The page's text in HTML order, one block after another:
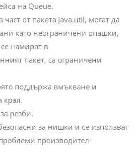
на Queue.
от пакета java.util, могат да
като неограничени опашки,
намират в
пакет, са ограничени
поддържа вмъкване и
края.
резби.
за нишки и се използват
производител-